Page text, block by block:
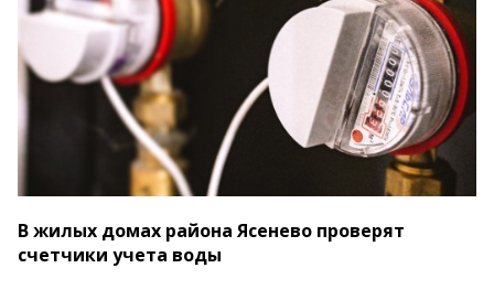
В жилых домах района Ясенево проверят
счетчики учета воды